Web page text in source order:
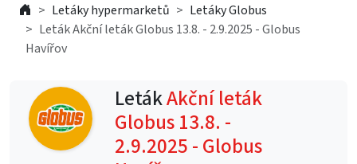
Letáky hypermarketů
Letáky Globus
Leták Akční leták Globus 13.8. - 2.9.2025 - Globus
Havířov
LetákAkční leták
Globus 13.8. -
2.9.2025 - Globus